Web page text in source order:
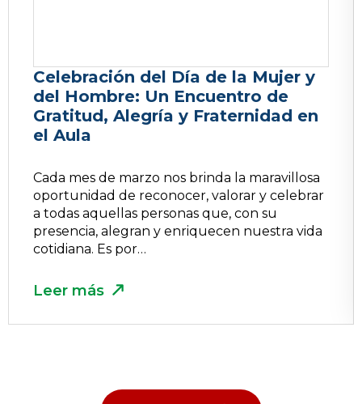
Celebración del Día de la Mujer y
del Hombre: Un Encuentro de
Gratitud, Alegría y Fraternidad en
el Aula
Cada mes de marzo nos brinda la maravillosa
oportunidad de reconocer, valorar y celebrar
a todas aquellas personas que, con su
presencia, alegran y enriquecen nuestra vida
cotidiana. Es por…
Leer más